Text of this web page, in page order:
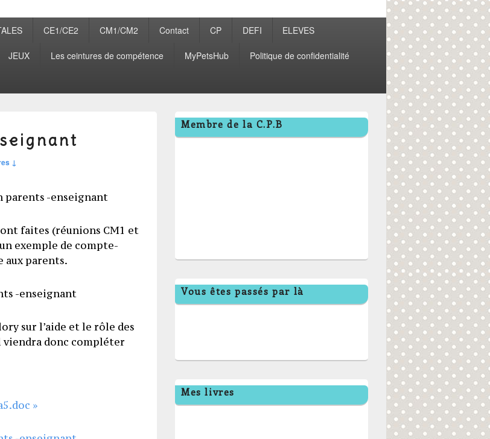
CE1/CE2 CM1/CM2 Contact CP DEFI ELEVES
JEUX Les ceintures de compétence MyPetsHub Politique de confidentialité
↓
faites (réunions CM1 et
exemple de compte-
aux parents.
sur l’aide et le rôle des
viendra donc compléter
»
Zone
principale
de
Membre de la C.P.B
Vous êtes passés par là
Mes livres